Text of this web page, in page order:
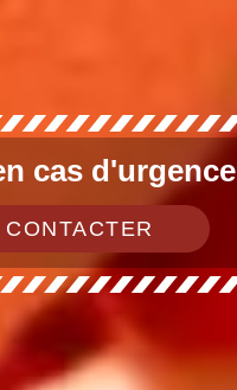
cas d'urgence